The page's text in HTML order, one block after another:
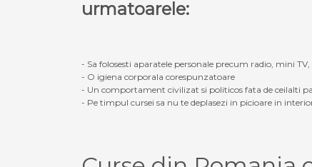
urmatoarele:
- Sa folosesti aparatele personale precum radio, mini
- O igiena corporala corespunzatoare
- Un comportament civilizat si politicos fata de ceilalti
- Pe timpul cursei sa nu te deplasezi in picioare in